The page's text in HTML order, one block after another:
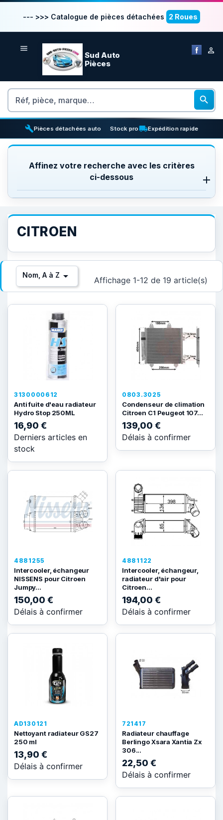
--- >>> Catalogue de pièces détachées 2 Roues
 
Sud Auto
Pièces
Rechercher

buildPièces détachées auto inventory_2
Stock prolocal_shippingExpédition rapide
Affinez votre recherche avec les critères
ci-dessous
CITROEN
Nom, A à Z  Affichage 1-12 de 19 article(s)
3130000612
Anti fuite d'eau radiateur
Hydro Stop 250ML
16,90 €
Derniers articles en
stock
0803.3025
Condenseur de climation
Citroen C1 Peugeot 107...
139,00 €
Délais à confirmer
4881255
Intercooler, échangeur
NISSENS pour Citroen
Jumpy...
150,00 €
Délais à confirmer
4881122
Intercooler, échangeur,
radiateur d'air pour
Citroen...
194,00 €
Délais à confirmer
AD130121
Nettoyant radiateur GS27
250 ml
13,90 €
Délais à confirmer
721417
Radiateur chauffage
Berlingo Xsara Xantia Zx
306...
22,50 €
Délais à confirmer